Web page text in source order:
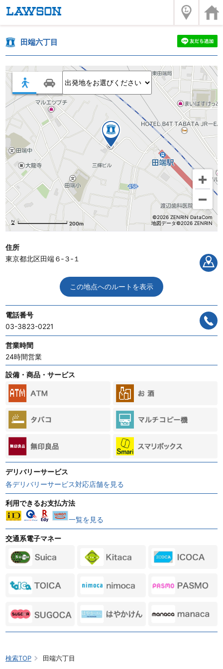
検索TOP 田端六丁目
田端六丁目
200m
©2026 ZENRIN DataCom
地図データ©2026 ZENRIN
住所
東京都北区田端６‐３‐１
この地点へのルートを表示
電話番号
03-3823-0221
営業時間
24時間営業
設備・商品・サービス
デリバリーサービス
各デリバリーサービス対応店舗を見る
利用できるお支払方法
一覧を見る
交通系電子マネー